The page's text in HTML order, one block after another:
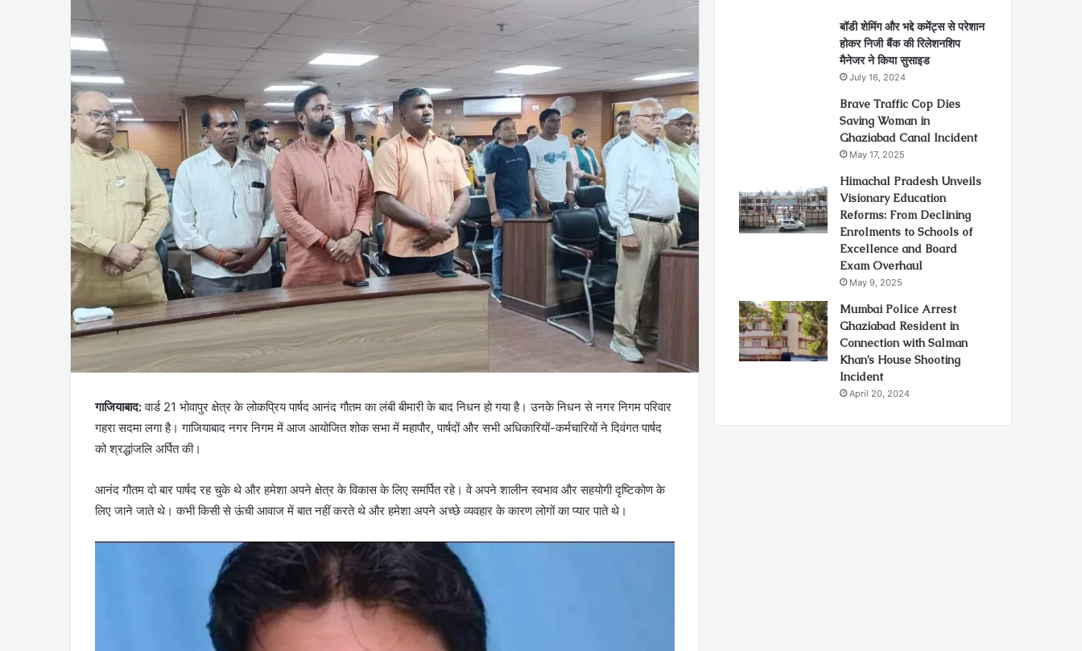
गाजियाबाद:वार्ड 21 भोवापुर क्षेत्र के लोकप्रिय पार्षद आनंद गौतम का लंबी बीमारी के बाद निधन हो गया है। उनके निधन से नगर निगम परिवार
गहरा सदमा लगा है। गाजियाबाद नगर निगम में आज आयोजित शोक सभा में महापौर, पार्षदों और सभी अधिकारियों-कर्मचारियों ने दिवंगत पार्षद
को श्रद्धांजलि अर्पित की।
आनंद गौतम दो बार पार्षद रह चुके थे और हमेशा अपने क्षेत्र के विकास के लिए समर्पित रहे। वे अपने शालीन स्वभाव और सहयोगी दृष्टिकोण के
लिए जाने जाते थे। कभी किसी से ऊंची आवाज में बात नहीं करते थे और हमेशा अपने अच्छे व्यवहार के कारण लोगों का प्यार पाते थे।
बॉडी शेमिंग और भद्दे कमेंट्स से परेशान
होकर निजी बैंक की रिलेशनशिप
मैनेजर ने किया सुसाइड
July 16, 2024
Brave Traffic Cop Dies
Saving Woman in
Ghaziabad Canal Incident
May 17, 2025
Himachal Pradesh Unveils
Visionary Education
Reforms: From Declining
Enrolments to Schools of
Excellence and Board
Exam Overhaul
May 9, 2025
Mumbai Police Arrest
Ghaziabad Resident in
Connection with Salman
Khan’s House Shooting
Incident
April 20, 2024